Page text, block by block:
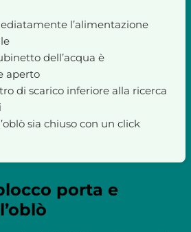
l’alimentazione
dell’acqua è
aperto
di scarico inferiore alla ricerca
sia chiuso con un click
porta e